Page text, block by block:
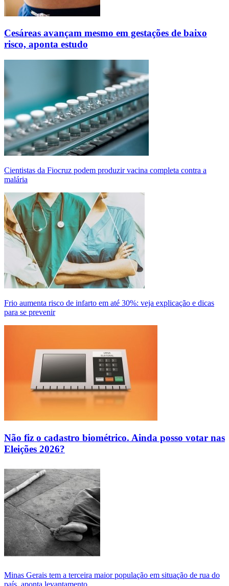
Cesáreas avançam mesmo em gestações de baixo
risco, aponta estudo
Cientistas da Fiocruz podem produzir vacina completa contra a
malária
Frio aumenta risco de infarto em até 30%: veja explicação e dicas
para se prevenir
Não fiz o cadastro biométrico. Ainda posso votar nas
Eleições 2026?
Minas Gerais tem a terceira maior população em situação de rua do
país, aponta levantamento